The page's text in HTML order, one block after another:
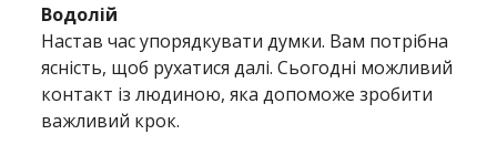
Водолій
Настав час упорядкувати думки. Вам потрібна
ясність, щоб рухатися далі. Сьогодні можливий
контакт із людиною, яка допоможе зробити
важливий крок.